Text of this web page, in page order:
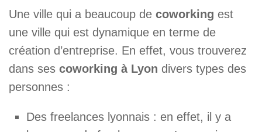
Une ville qui a beaucoup de coworking est
une ville qui est dynamique en terme de
création d’entreprise. En effet, vous trouverez
dans ses coworking à Lyon divers types des
personnes :
Des freelances lyonnais : en effet, il y a